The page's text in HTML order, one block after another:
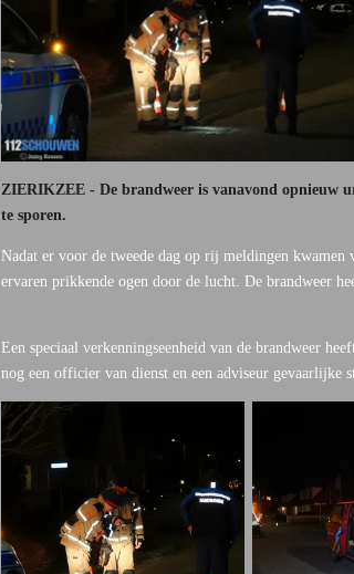
ZIERIKZEE - De brandweer is vanavond opnieuw
te sporen.
Nadat er voor de tweede dag op rij meldingen kwamen
ervaren prikkende ogen door de lucht. De brandweer
Een speciaal verkenningseenheid van de brandweer
nog een officier van dienst en een adviseur gevaarlijke